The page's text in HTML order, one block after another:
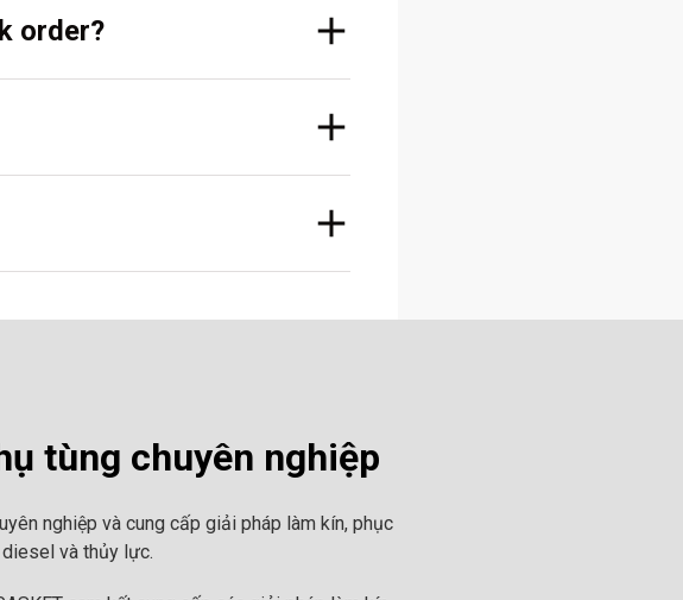
order?
tùng chuyên nghiệp
nghiệp và cung cấp giải pháp làm kín, phục
và thủy lực.